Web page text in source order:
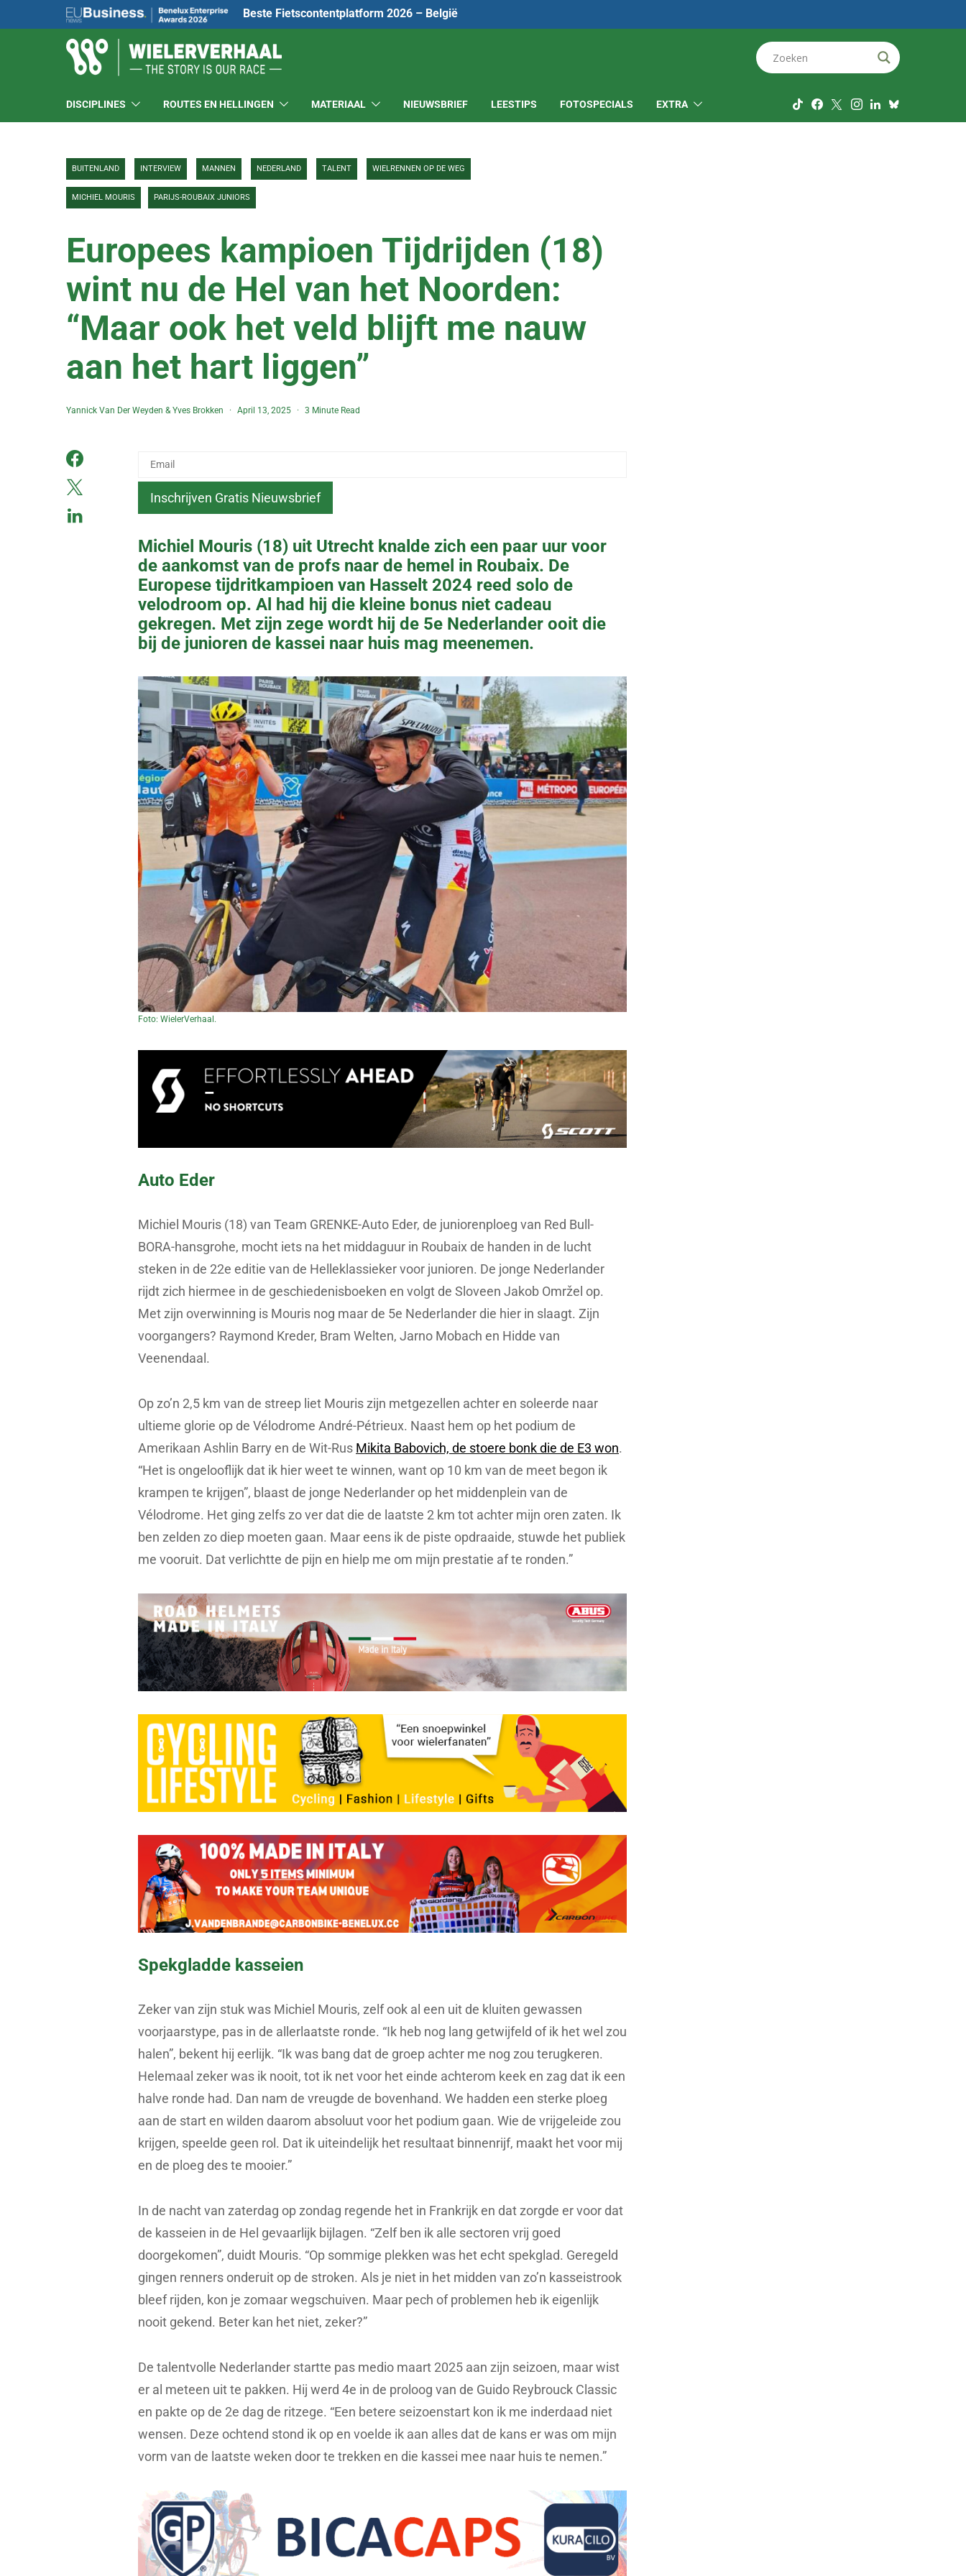
Beste Fietscontentplatform 2026 – België
DISCIPLINES ROUTES EN HELLINGEN MATERIAAL NIEUWSBRIEF LEESTIPS FOTOSPECIALS EXTRA
BUITENLAND INTERVIEW MANNEN NEDERLAND TALENT WIELRENNEN OP DE WEG
MICHIEL MOURIS PARIJS-ROUBAIX JUNIORS
Europees kampioen Tijdrijden (18)
wint nu de Hel van het Noorden:
“Maar ook het veld blijft me nauw
aan het hart liggen”
Yannick Van Der Weyden &Yves Brokken April 13, 2025 3 Minute Read
Michiel Mouris (18) uit Utrecht knalde zich een paar uur voor
de aankomst van de profs naar de hemel in Roubaix. De
Europese tijdritkampioen van Hasselt 2024 reed solo de
velodroom op. Al had hij die kleine bonus niet cadeau
gekregen. Met zijn zege wordt hij de 5e Nederlander ooit die
bij de junioren de kassei naar huis mag meenemen.
Foto: WielerVerhaal.
Auto Eder
Michiel Mouris (18) van Team GRENKE-Auto Eder, de juniorenploeg van Red Bull-
BORA-hansgrohe, mocht iets na het middaguur in Roubaix de handen in de lucht
steken in de 22e editie van de Helleklassieker voor junioren. De jonge Nederlander
rijdt zich hiermee in de geschiedenisboeken en volgt de Sloveen Jakob Omržel op.
Met zijn overwinning is Mouris nog maar de 5e Nederlander die hier in slaagt. Zijn
voorgangers? Raymond Kreder, Bram Welten, Jarno Mobach en Hidde van
Veenendaal.
Op zo’n 2,5 km van de streep liet Mouris zijn metgezellen achter en soleerde naar
ultieme glorie op de Vélodrome André-Pétrieux. Naast hem op het podium de
Amerikaan Ashlin Barry en de Wit-Rus Mikita Babovich, de stoere bonk die de E3 won.
“Het is ongelooflijk dat ik hier weet te winnen, want op 10 km van de meet begon ik
krampen te krijgen”, blaast de jonge Nederlander op het middenplein van de
Vélodrome. Het ging zelfs zo ver dat die de laatste 2 km tot achter mijn oren zaten. Ik
ben zelden zo diep moeten gaan. Maar eens ik de piste opdraaide, stuwde het publiek
me vooruit. Dat verlichtte de pijn en hielp me om mijn prestatie af te ronden.”
Spekgladde kasseien
Zeker van zijn stuk was Michiel Mouris, zelf ook al een uit de kluiten gewassen
voorjaarstype, pas in de allerlaatste ronde. “Ik heb nog lang getwijfeld of ik het wel zou
halen”, bekent hij eerlijk. “Ik was bang dat de groep achter me nog zou terugkeren.
Helemaal zeker was ik nooit, tot ik net voor het einde achterom keek en zag dat ik een
halve ronde had. Dan nam de vreugde de bovenhand. We hadden een sterke ploeg
aan de start en wilden daarom absoluut voor het podium gaan. Wie de vrijgeleide zou
krijgen, speelde geen rol. Dat ik uiteindelijk het resultaat binnenrijf, maakt het voor mij
en de ploeg des te mooier.”
In de nacht van zaterdag op zondag regende het in Frankrijk en dat zorgde er voor dat
de kasseien in de Hel gevaarlijk bijlagen. “Zelf ben ik alle sectoren vrij goed
doorgekomen”, duidt Mouris. “Op sommige plekken was het echt spekglad. Geregeld
gingen renners onderuit op de stroken. Als je niet in het midden van zo’n kasseistrook
bleef rijden, kon je zomaar wegschuiven. Maar pech of problemen heb ik eigenlijk
nooit gekend. Beter kan het niet, zeker?”
De talentvolle Nederlander startte pas medio maart 2025 aan zijn seizoen, maar wist
er al meteen uit te pakken. Hij werd 4e in de proloog van de Guido Reybrouck Classic
en pakte op de 2e dag de ritzege. “Een betere seizoenstart kon ik me inderdaad niet
wensen. Deze ochtend stond ik op en voelde ik aan alles dat de kans er was om mijn
vorm van de laatste weken door te trekken en die kassei mee naar huis te nemen.”